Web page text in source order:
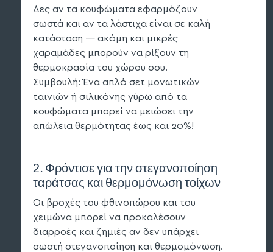
Δες αν τα κουφώματα εφαρμόζουν
σωστά και αν τα λάστιχα είναι σε καλή
κατάσταση — ακόμη και μικρές
χαραμάδες μπορούν να ρίξουν τη
θερμοκρασία του χώρου σου.
Συμβουλή: Ένα απλό σετ μονωτικών
ταινιών ή σιλικόνης γύρω από τα
κουφώματα μπορεί να μειώσει την
απώλεια θερμότητας έως και 20%!
2. Φρόντισε για την στεγανοποίηση
ταράτσας και θερμομόνωση τοίχων
Οι βροχές του φθινοπώρου και του
χειμώνα μπορεί να προκαλέσουν
διαρροές και ζημιές αν δεν υπάρχει
σωστή στεγανοποίηση και θερμομόνωση.